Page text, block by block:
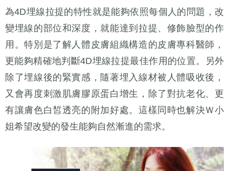
為4D埋線拉提的特性就是能夠依照每個人的問題，改
變埋線的部位和深度，就能達到拉提、修飾臉型的作
用。特別是了解人體皮膚組織構造的皮膚專科醫師，
更能夠精確地判斷4D埋線拉提最佳作用的位置。另外
除了埋線後的緊實感，隨著埋入線材被人體吸收後，
又會再度刺激肌膚膠原蛋白增生，除了對抗老化、更
有讓膚色白皙透亮的附加好處。這樣同時也解決Ｗ小
姐希望改變的發生能夠自然漸進的需求。